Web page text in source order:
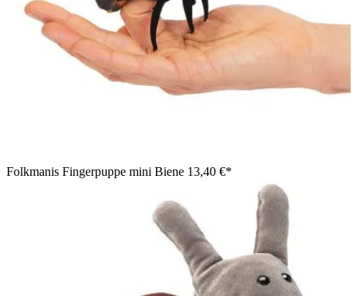
Folkmanis Fingerpuppe mini Biene 13,40 €*